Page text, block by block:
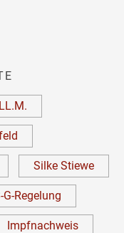
Silke Stiewe
G-Regelung
Impfnachweis